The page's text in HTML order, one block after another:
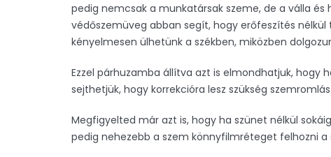
pedig nemcsak a munkatársak szeme, de a válla
védőszemüveg abban segít, hogy erőfeszítés
kényelmesen ülhetünk a székben, miközben
Ezzel párhuzamba állítva azt is elmondhatjuk, hogy
sejthetjük, hogy korrekcióra lesz szükség
Megfigyelted már azt is, hogy ha szünet nélkül
pedig nehezebb a szem könnyfilmréteget felhozni a